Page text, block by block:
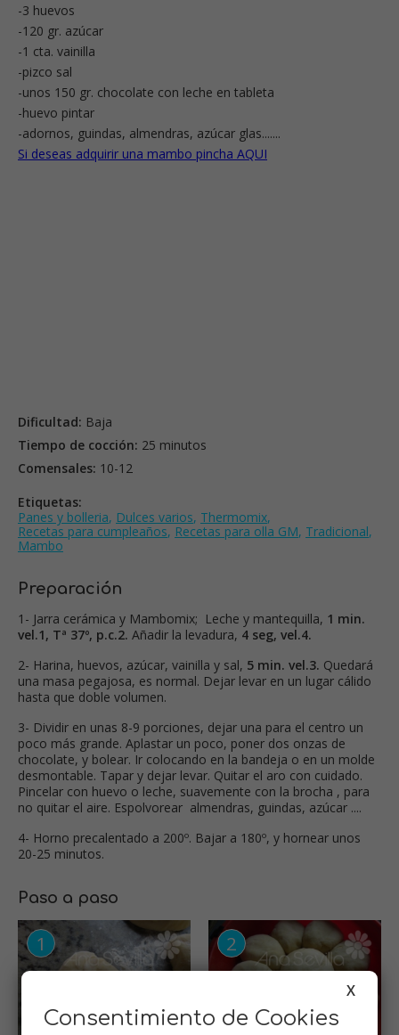
-3 huevos
-120 gr. azúcar
-1 cta. vainilla
-pizco sal
-unos 150 gr. chocolate con leche en tableta
-huevo pintar
-adornos, guindas, almendras, azúcar glas.......
Si deseas adquirir una mambo pincha AQUI
Dificultad: Baja
Tiempo de cocción: 25 minutos
Comensales: 10-12
Etiquetas:
Panes y bolleria, Dulces varios, Thermomix,
Recetas para cumpleaños, Recetas para olla GM, Tradicional,
Mambo
Preparación
1- Jarra cerámica y Mambomix; Leche y mantequilla, 1 min.
vel.1, Tª 37º, p.c.2. Añadir la levadura, 4 seg, vel.4.
2- Harina, huevos, azúcar, vainilla y sal, 5 min. vel.3. Quedará
una masa pegajosa, es normal. Dejar levar en un lugar cálido
hasta que doble volumen.
3- Dividir en unas 8-9 porciones, dejar una para el centro un
poco más grande. Aplastar un poco, poner dos onzas de
chocolate, y bolear. Ir colocando en la bandeja o en un molde
desmontable. Tapar y dejar levar. Quitar el aro con cuidado.
Pincelar con huevo o leche, suavemente con la brocha , para
no quitar el aire. Espolvorear almendras, guindas, azúcar ....
4- Horno precalentado a 200º. Bajar a 180º, y hornear unos
20-25 minutos.
Paso a paso
X
Consentimiento de Cookies